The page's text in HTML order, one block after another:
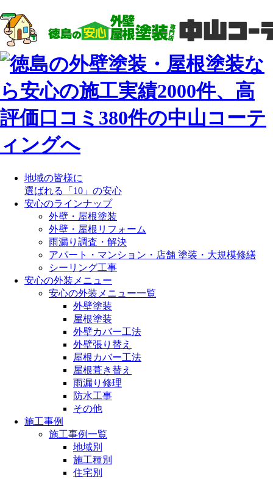
地域の皆様に
選ばれる「10」の安心
安心のラインナップ
外壁・屋根塗装
外壁・屋根リフォーム
雨漏り調査・解決
アパート・マンション・店舗 塗装・大規模修繕
シーリング工事
安心の外装メニュー
安心の外装メニュー一覧
外壁塗装
屋根塗装
外壁カバー工法
外壁張り替え
屋根カバー工法
屋根葺き替え
雨漏り修理
防水工事
その他
施工事例
施工事例一覧
地域別
施工種別
住宅別